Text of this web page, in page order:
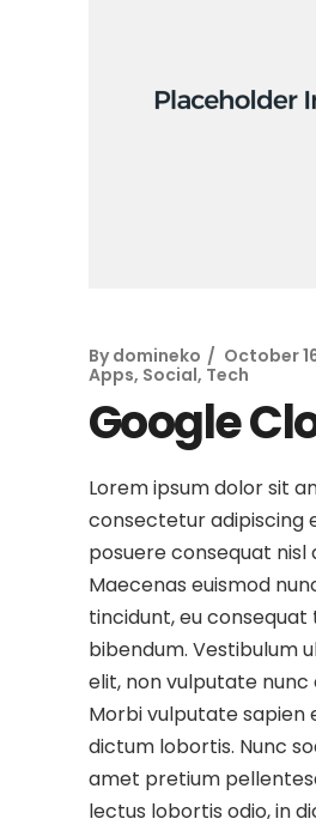
By domineko
October
Apps, Social, Tech
Google
Lorem ipsum dolor sit
consectetur adipiscing
posuere consequat nisl
Maecenas euismod
tincidunt, eu consequat
bibendum. Vestibulum
elit, non vulputate nunc
Morbi vulputate sapien
dictum lobortis. Nunc
amet pretium
lectus lobortis odio, in